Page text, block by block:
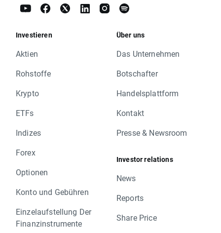
Investieren
Aktien
Rohstoffe
Krypto
ETFs
Indizes
Forex
Optionen
Konto und Gebühren
Einzelaufstellung Der
Finanzinstrumente
Über uns
Das Unternehmen
Botschafter
Handelsplattform
Kontakt
Presse & Newsroom
Investor relations
News
Reports
Share Price